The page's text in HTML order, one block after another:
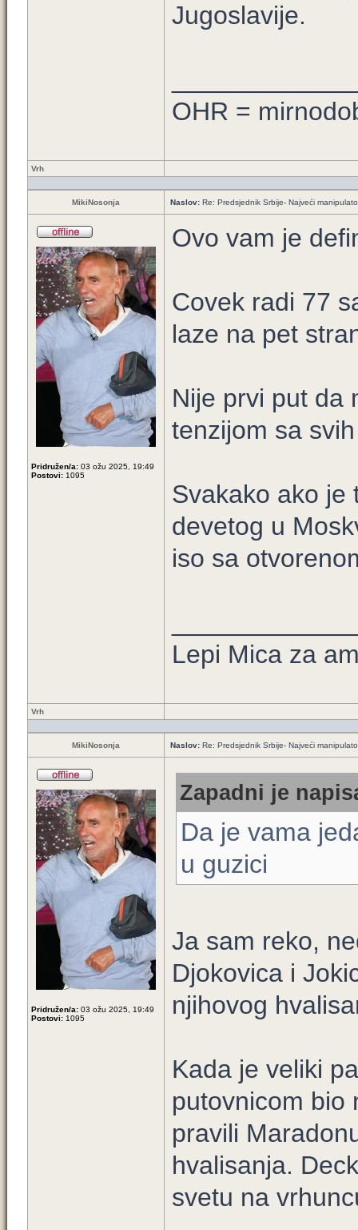
Jugoslavije.
OHR =
Vrh
MikiNosonja Naslov: Re: Predsjednik Srbije- Najveći
Pridružen/a: 03 ožu 2025, 19:49
Postovi: 1095
Ovo vam je
Covek radi 77
laze na pet
Nije prvi put da
tenzijom sa
Svakako ako je
devetog u
iso sa
Lepi Mica za
Vrh
MikiNosonja Naslov: Re: Predsjednik Srbije- Najveći
Pridružen/a: 03 ožu 2025, 19:49
Postovi: 1095
Zapadni je
Da je vama
u guzici
Ja sam reko,
Djokovica i
njihovog
Kada je veliki
putovnicom bio
pravili
hvalisanja.
svetu na